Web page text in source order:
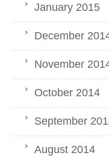
January 2015
December
November
October 2014
September
August 2014